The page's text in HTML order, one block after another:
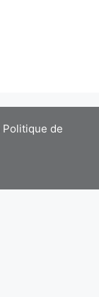
Politique de